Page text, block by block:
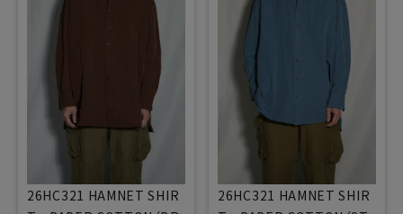
26HC321 HAMNET SHIR
26HC321 HAMNET SHIR